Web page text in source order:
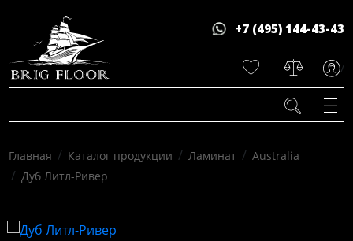
+7 (495) 144-43-43
/
Главная / Каталог продукции / Ламинат / Australia
/ Дуб Литл-Ривер